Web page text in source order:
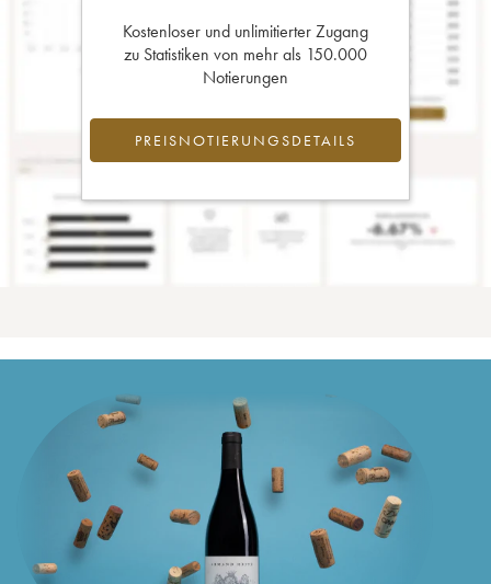
Kostenloser und unlimitierter Zugang
zu Statistiken von mehr als 150.000
Notierungen
PREISNOTIERUNGSDETAILS